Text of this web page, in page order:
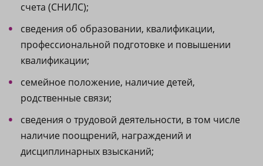
счета (СНИЛС);
сведения об образовании, квалификации,
профессиональной подготовке и повышении
квалификации;
семейное положение, наличие детей,
родственные связи;
сведения о трудовой деятельности, в том числе
наличие поощрений, награждений и
дисциплинарных взысканий;